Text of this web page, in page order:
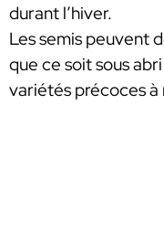
durant l’hiver.
Les semis peuvent
que ce soit sous
variétés précoces